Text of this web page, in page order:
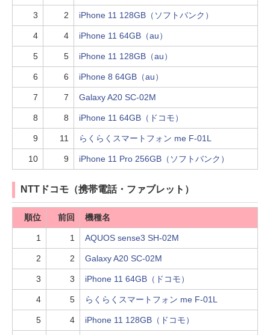
3 2 iPhone 11 128GB（ソフトバンク）
4 4 iPhone 11 64GB（au）
5 5 iPhone 11 128GB（au）
6 6 iPhone 8 64GB（au）
7 7 Galaxy A20 SC-02M
8 8 iPhone 11 64GB（ドコモ）
9 11 らくらくスマートフォン me F-01L
10 9 iPhone 11 Pro 256GB（ソフトバンク）
NTTドコモ（携帯電話・ファブレット）
順位 前回 機種名
1 1 AQUOS sense3 SH-02M
2 2 Galaxy A20 SC-02M
3 3 iPhone 11 64GB（ドコモ）
4 5 らくらくスマートフォン me F-01L
5 4 iPhone 11 128GB（ドコモ）